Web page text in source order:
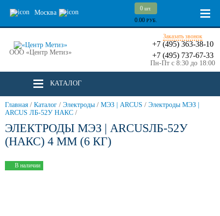
Москва
0 шт.
0.00 РУБ.
ООО «Центр Метиз»
Заказать звонок
+7 (495) 363-38-10
+7 (495) 737-67-33
Пн-Пт с 8:30 до 18:00
КАТАЛОГ
Главная / Каталог / Электроды / МЭЗ | ARCUS / Электроды МЭЗ |
ARCUS ЛБ-52У НАКС /
ЭЛЕКТРОДЫ МЭЗ | ARCUSЛБ-52У
(НАКС) 4 ММ (6 КГ)
В наличии